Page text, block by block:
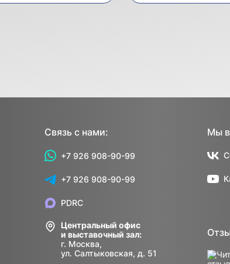
Связь с нами:
+7 926 908-90-99
+7 926 908-90-99
Центральный офис
и выставочный зал:
г. Москва,
ул. Салтыковская, д. 51
PDRC
Мы в